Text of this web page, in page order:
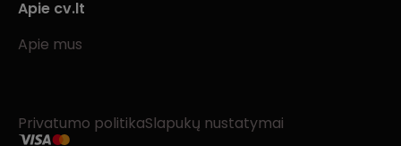
Apie cv.lt
Apie mus
Privatumo politikaSlapukų nustatymai